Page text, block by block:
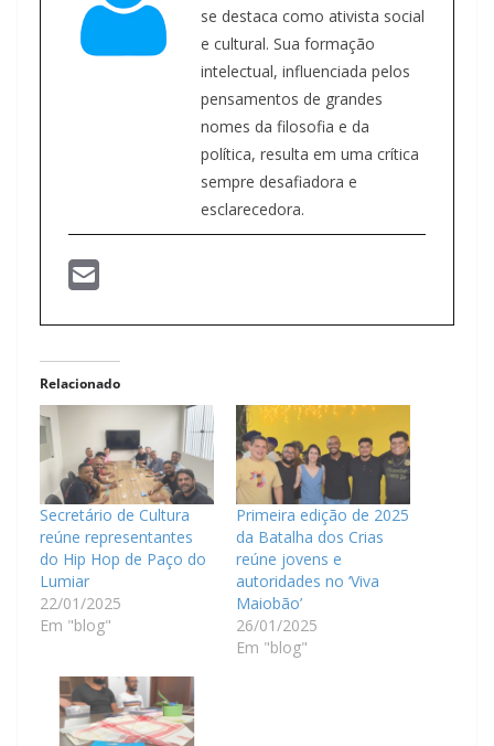
se destaca como ativista social
e cultural. Sua formação
intelectual, influenciada pelos
pensamentos de grandes
nomes da filosofia e da
política, resulta em uma crítica
sempre desafiadora e
esclarecedora.
Relacionado
Secretário de Cultura
reúne representantes
do Hip Hop de Paço do
Lumiar
22/01/2025
Em "blog"
Primeira edição de 2025
da Batalha dos Crias
reúne jovens e
autoridades no ‘Viva
Maiobão’
26/01/2025
Em "blog"